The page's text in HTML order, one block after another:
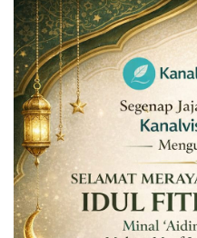
News
Jawa Barat
Riau
Bisnis
Jambi